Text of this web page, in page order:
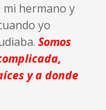
mi hermano y
yo
Somos
y a donde